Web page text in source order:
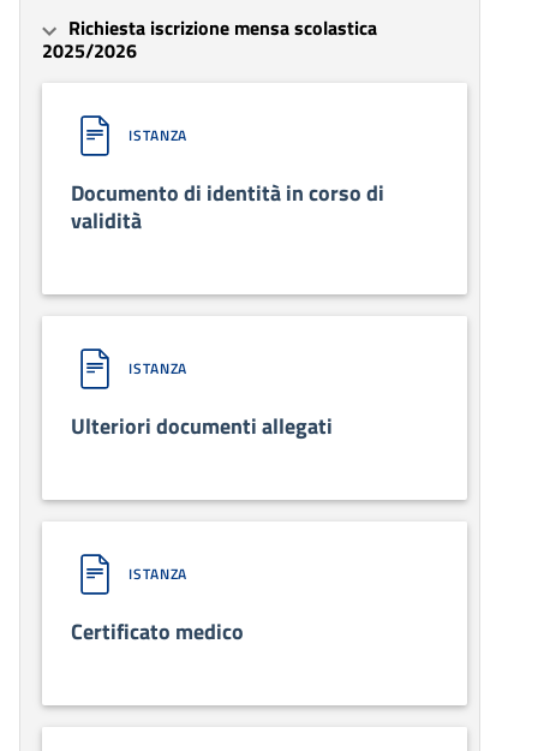
Richiesta iscrizione mensa scolastica
2025/2026
ISTANZA
Documento di identità in corso di
validità
ISTANZA
Ulteriori documenti allegati
ISTANZA
Certificato medico